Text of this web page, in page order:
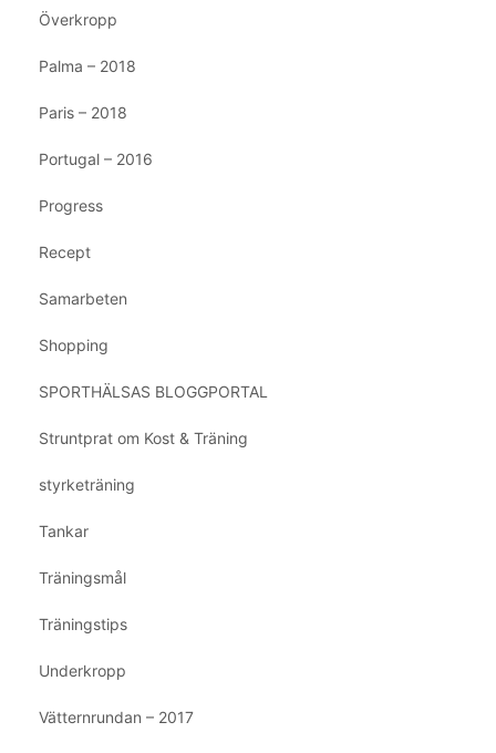
Överkropp
Palma – 2018
Paris – 2018
Portugal – 2016
Progress
Recept
Samarbeten
Shopping
SPORTHÄLSAS BLOGGPORTAL
Struntprat om Kost & Träning
styrketräning
Tankar
Träningsmål
Träningstips
Underkropp
Vätternrundan – 2017